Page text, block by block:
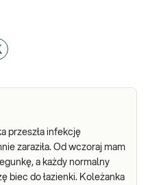
przeszła infekcję
zaraziła. Od wczoraj mam
a każdy normalny
biec do łazienki. Koleżanka